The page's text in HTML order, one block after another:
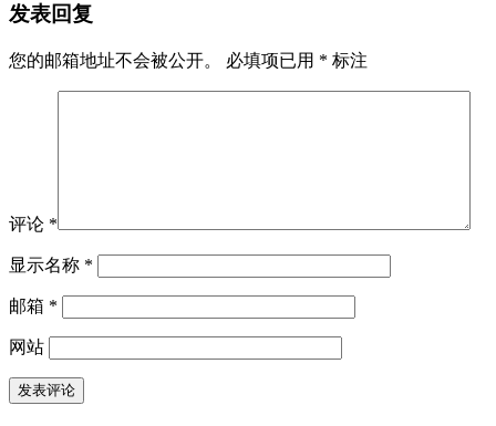
发表回复
您的邮箱地址不会被公开。 必填项已用 * 标注
评论 *
显示名称 *
邮箱 *
网站